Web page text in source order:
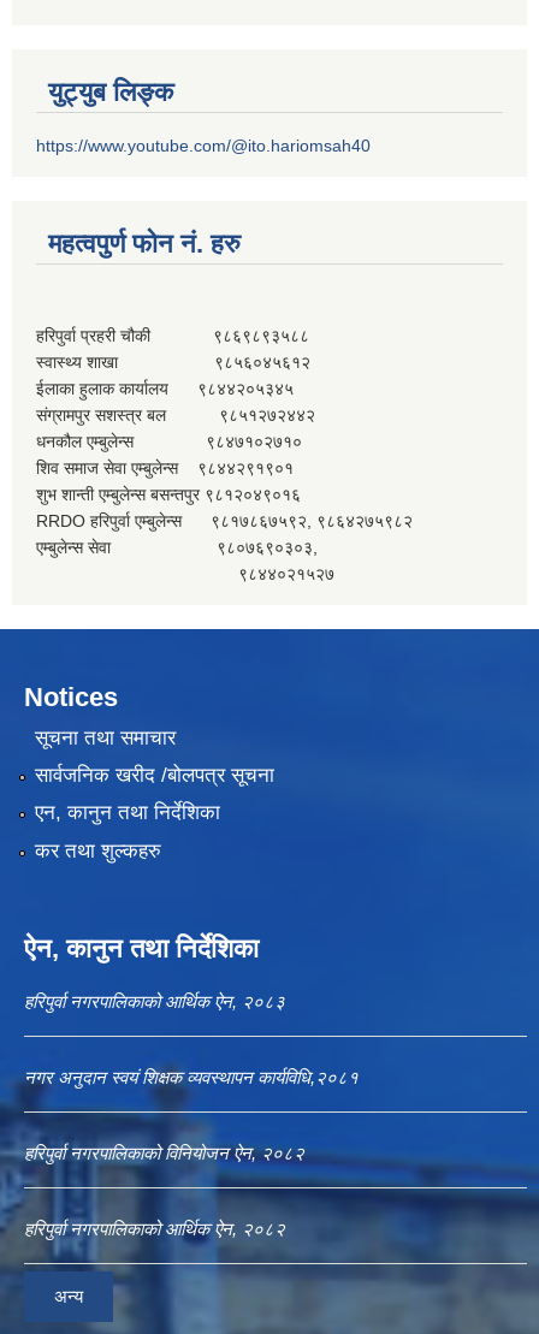
युट्युब लिङ्क
https://www.youtube.com/@ito.hariomsah40
महत्वपुर्ण फोन नं. हरु
हरिपुर्वा प्रहरी चौकी ९८६९८९३५८८
स्वास्थ्य शाखा ९८५६०४५६१२
ईलाका हुलाक कार्यालय ९८४४२०५३४५
संग्रामपुर सशस्त्र बल ९८५१२७२४४२
धनकौल एम्बुलेन्स ९८४७१०२७१०
शिव समाज सेवा एम्बुलेन्स ९८४४२९१९०१
शुभ शान्ती एम्बुलेन्स बसन्तपुर ९८१२०४९०१६
RRDO हरिपुर्वा एम्बुलेन्स ९८१७८६७५९२, ९८६४२७५९८२
एम्बुलेन्स सेवा ९८०७६९०३०३,
९८४४०२१५२७
Notices
सूचना तथा समाचार
सार्वजनिक खरीद /बोलपत्र सूचना
एन, कानुन तथा निर्देशिका
कर तथा शुल्कहरु
ऐन, कानुन तथा निर्देशिका
हरिपुर्वा नगरपालिकाको आर्थिक ऐन, २०८३
नगर अनुदान स्वयं शिक्षक व्यवस्थापन कार्यविधि,२०८१
हरिपुर्वा नगरपालिकाको विनियोजन ऐन, २०८२
हरिपुर्वा नगरपालिकाको आर्थिक ऐन, २०८२
अन्य